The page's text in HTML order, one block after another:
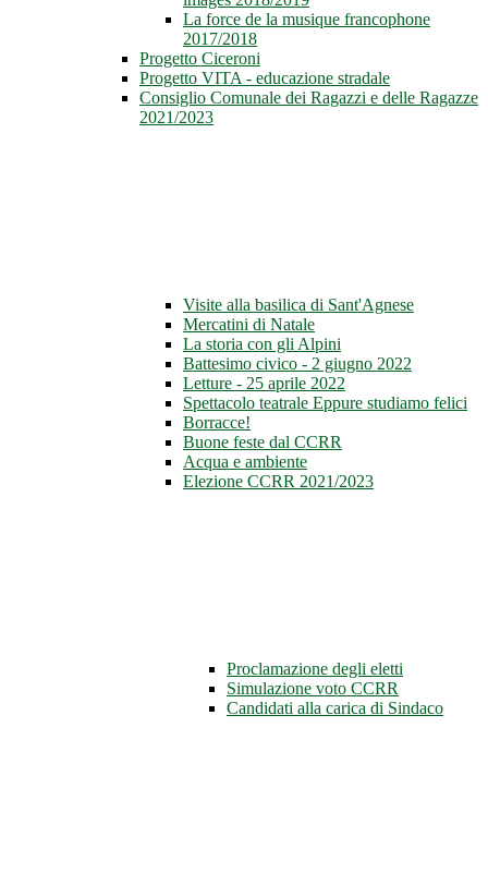
La force de la musique francophone
2017/2018
Progetto Ciceroni
Progetto VITA - educazione stradale
Consiglio Comunale dei Ragazzi e delle Ragazze
2021/2023
Visite alla basilica di Sant'Agnese
Mercatini di Natale
La storia con gli Alpini
Battesimo civico - 2 giugno 2022
Letture - 25 aprile 2022
Spettacolo teatrale Eppure studiamo felici
Borracce!
Buone feste dal CCRR
Acqua e ambiente
Elezione CCRR 2021/2023
Proclamazione degli eletti
Simulazione voto CCRR
Candidati alla carica di Sindaco